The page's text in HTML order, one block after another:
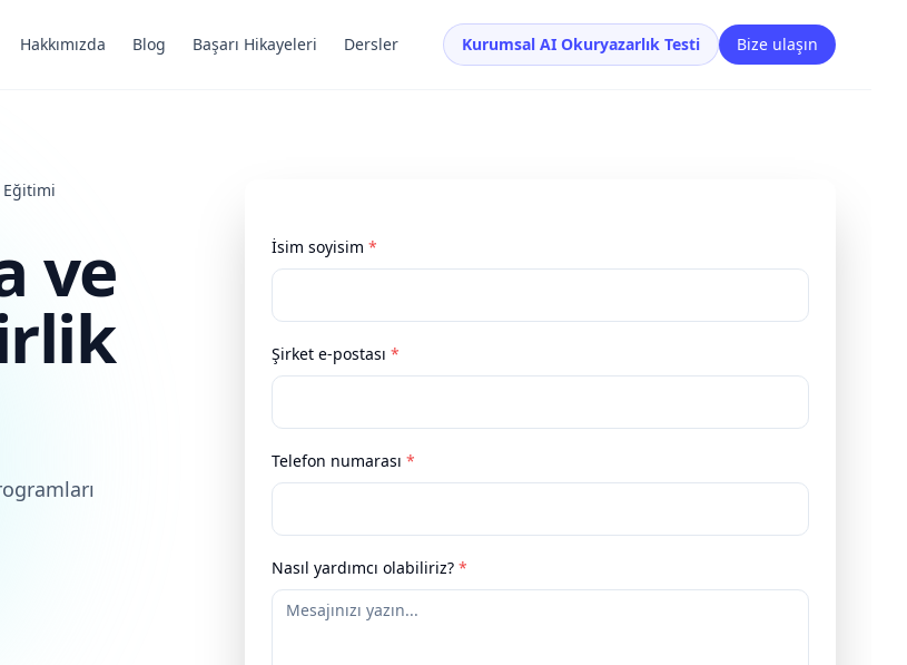
Hakkımızda Blog Başarı Hikayeleri Dersler Kurumsal AI Okuryazarlık Testi Bize ulaşın
Eğitimi
ve İsim soyisim*
Şirket e-postası*
Telefon numarası*
Nasıl yardımcı olabiliriz?*